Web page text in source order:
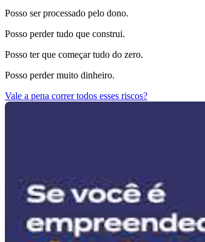
Posso ser processado pelo dono.
Posso perder tudo que construi.
Posso ter que começar tudo do zero.
Posso perder muito dinheiro.
Vale a pena correr todos esses riscos?